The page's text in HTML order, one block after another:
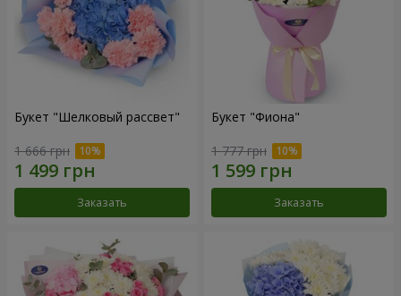
Букет "Шелковый рассвет"
1 666 грн
Заказать
Букет "Фиона"
1 777 грн
Заказать